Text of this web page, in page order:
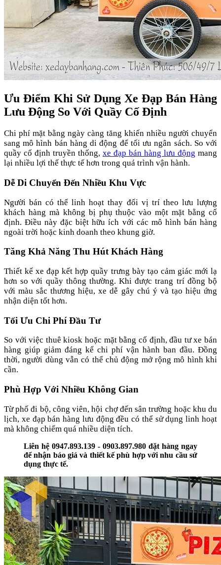
Ưu Điểm Khi Sử Dụng Xe Đạp Bán Hàng
Lưu Động So Với Quầy Cố Định
Chi phí mặt bằng ngày càng tăng khiến nhiều người chuyển
sang mô hình bán hàng di động để tối ưu ngân sách. So với
quầy cố định truyền thống, xe đạp bán hàng lưu động mang
lại nhiều lợi thế thực tế hơn trong quá trình vận hành.
Dễ Di Chuyển Đến Nhiều Khu Vực
Người bán có thể linh hoạt thay đổi vị trí theo lưu lượng
khách hàng mà không bị phụ thuộc vào một mặt bằng cố
định. Điều này đặc biệt hữu ích với các mô hình bán hàng
ngoài trời hoặc kinh doanh theo khung giờ.
Tăng Khả Năng Thu Hút Khách Hàng
Thiết kế xe đạp kết hợp quầy trưng bày tạo cảm giác mới lạ
hơn so với quầy thông thường. Khi được trang trí đồng bộ
với màu sắc thương hiệu, xe dễ gây chú ý và tạo hiệu ứng
nhận diện tốt hơn.
Tối Ưu Chi Phí Đầu Tư
So với việc thuê kiosk hoặc mặt bằng cố định, đầu tư xe bán
hàng giúp giảm đáng kể chi phí vận hành ban đầu. Đồng
thời, người dùng vẫn có thể chủ động mở rộng mô hình khi
cần.
Phù Hợp Với Nhiều Không Gian
Từ phố đi bộ, công viên, hội chợ đến sân trường hoặc khu du
lịch, xe đạp bán hàng lưu động đều có thể sử dụng linh hoạt
mà không chiếm quá nhiều diện tích.
Liên hệ 0947.893.139 - 0903.897.980 đặt hàng ngay
để nhận báo giá và thiết kế phù hợp với nhu cầu sử
dụng thực tế.